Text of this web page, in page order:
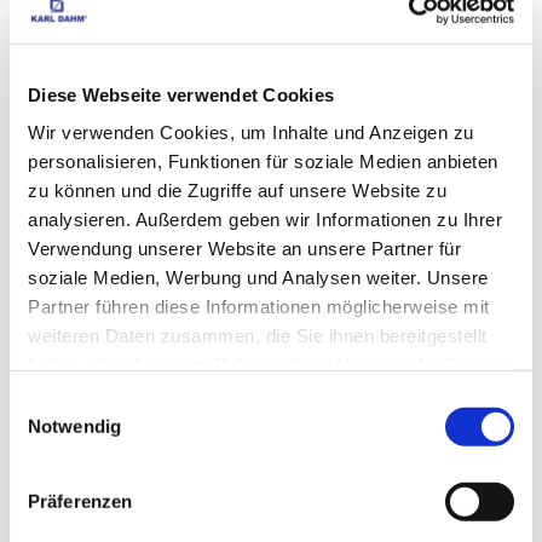
Diese Webseite verwendet Cookies
Wir verwenden Cookies, um Inhalte und Anzeigen zu
personalisieren, Funktionen für soziale Medien anbieten
zu können und die Zugriffe auf unsere Website zu
analysieren. Außerdem geben wir Informationen zu Ihrer
Verwendung unserer Website an unsere Partner für
soziale Medien, Werbung und Analysen weiter. Unsere
Partner führen diese Informationen möglicherweise mit
weiteren Daten zusammen, die Sie ihnen bereitgestellt
Notwendig
Präferenzen
Agents de soins et de protection
Nettoyage professionnel
Agitateurs
Agitateurs et mélangeurs
Shaker